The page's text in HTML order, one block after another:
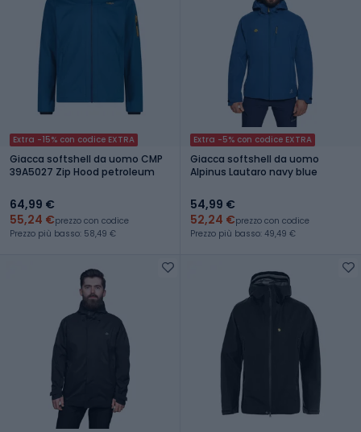
Extra -15% con codice EXTRA
Giacca softshell da uomo CMP
39A5027 Zip Hood petroleum
64,99 €
55,24 €prezzo con codice
Prezzo più basso: 58,49 €
Extra -5% con codice EXTRA
Giacca softshell da uomo
Alpinus Lautaro navy blue
54,99 €
52,24 €prezzo con codice
Prezzo più basso: 49,49 €